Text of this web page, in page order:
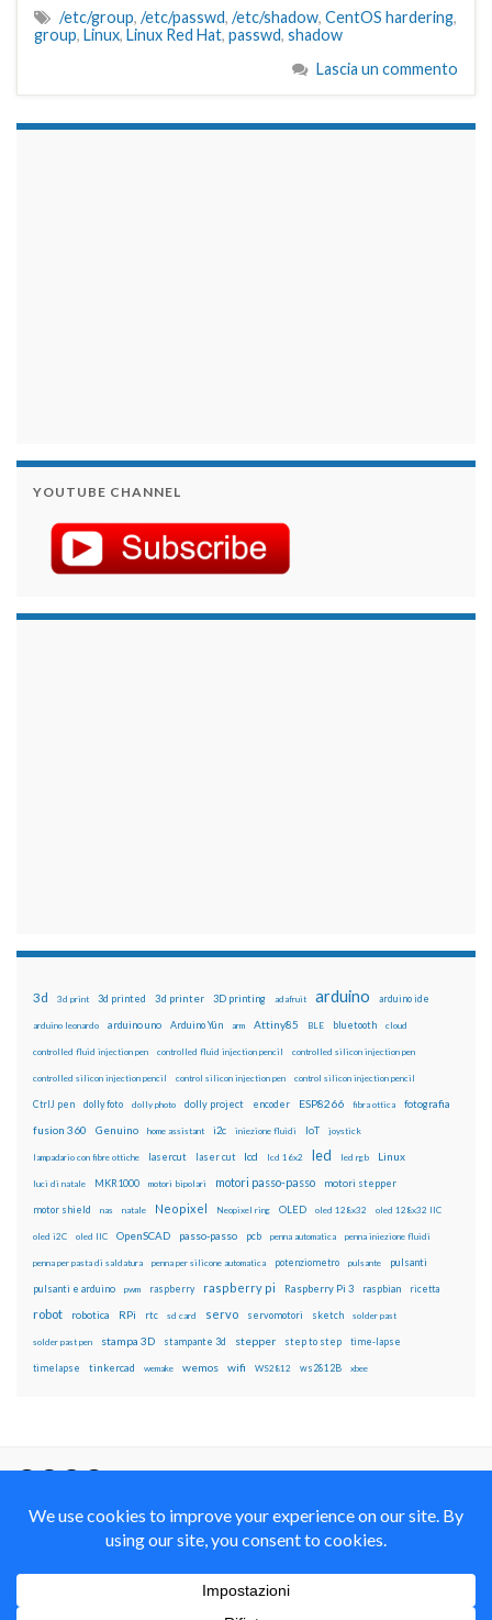
/etc/group, /etc/passwd, /etc/shadow, CentOS hardering,
group, Linux, Linux Red Hat, passwd, shadow
Lascia un commento
YOUTUBE CHANNEL
3d 3d print 3d printed 3d printer 3D printing adafruit arduino arduino ide
arduino leonardo arduino uno Arduino Yún arm Attiny85 BLE bluetooth cloud
controlled fluid injection pen controlled fluid injection pencil controlled silicon injection pen
controlled silicon injection pencil control silicon injection pen control silicon injection pencil
CtrlJ pen dolly foto dolly photo dolly project encoder ESP8266 fibra ottica fotografia
fusion 360 Genuino home assistant i2c iniezione fluidi IoT joystick
lampadario con fibre ottiche lasercut laser cut lcd lcd 16x2 led led rgb Linux
luci di natale MKR1000 motori bipolari motori passo-passo motori stepper
motor shield nas natale Neopixel Neopixel ring OLED oled 128x32 oled 128x32 IIC
oled i2C oled IIC OpenSCAD passo-passo pcb penna automatica penna iniezione fluidi
penna per pasta di saldatura penna per silicone automatica potenziometro pulsante pulsanti
pulsanti e arduino pwm raspberry raspberry pi Raspberry Pi 3 raspbian ricetta
robot robotica RPi rtc sd card servo servomotori sketch solder past
solder past pen stampa 3D stampante 3d stepper step to step time-lapse
timelapse tinkercad wemake wemos wifi WS2812 ws2812B xbee
Alike 4.0 International